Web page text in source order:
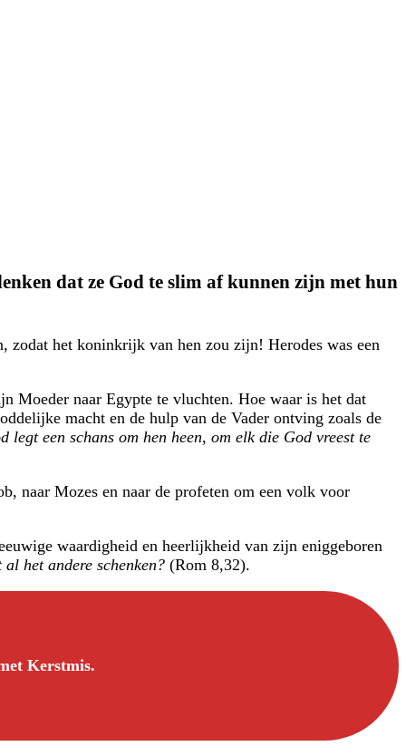
dat ze God te slim af kunnen zijn met hun
zodat het koninkrijk van hen zou zijn! Herodes was een
Moeder naar Egypte te vluchten. Hoe waar is het dat
macht en de hulp van de Vader ontving zoals de
een schans om hen heen, om elk die God vreest te
naar Mozes en naar de profeten om een volk voor
waardigheid en heerlijkheid van zijn eniggeboren
het andere schenken? (Rom 8,32).
Kerstmis.